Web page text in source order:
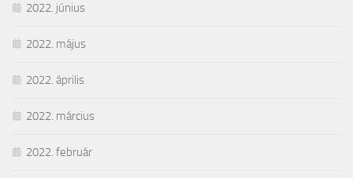
2022. június
2022. május
2022. április
2022. március
2022. február